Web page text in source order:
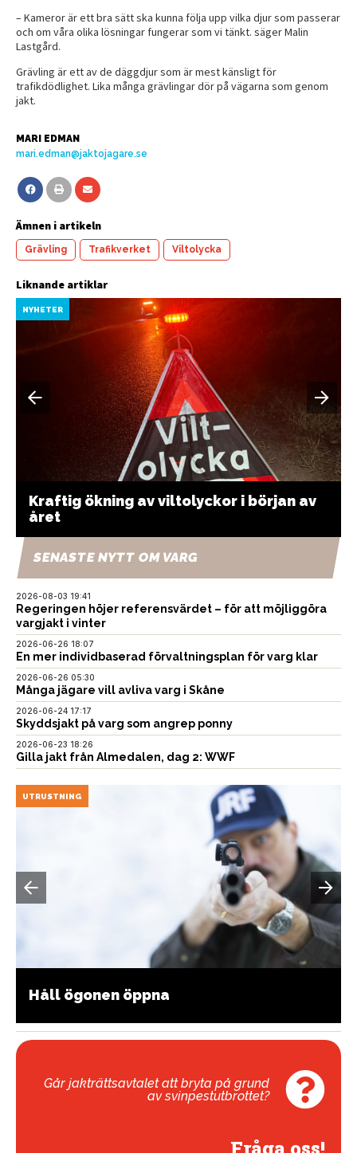
– Kameror är ett bra sätt ska kunna följa upp vilka djur som passerar
och om våra olika lösningar fungerar som vi tänkt. säger Malin
Lastgård.
Grävling är ett av de däggdjur som är mest känsligt för
trafikdödlighet. Lika många grävlingar dör på vägarna som genom
jakt.
MARI EDMAN
mari.edman@jaktojagare.se
Ämnen i artikeln
Grävling Trafikverket Viltolycka
Liknande artiklar
NYHETER
Kraftig ökning av viltolyckor i början av
året
SENASTE NYTT OM VARG
2026-08-03 19:41
Regeringen höjer referensvärdet – för att möjliggöra
vargjakt i vinter
2026-06-26 18:07
En mer individbaserad förvaltningsplan för varg klar
2026-06-26 05:30
Många jägare vill avliva varg i Skåne
2026-06-24 17:17
Skyddsjakt på varg som angrep ponny
2026-06-23 18:26
Gilla jakt från Almedalen, dag 2: WWF
UTRUSTNING
Håll ögonen öppna
Går jakträttsavtalet att bryta på grund
av svinpestutbrottet?